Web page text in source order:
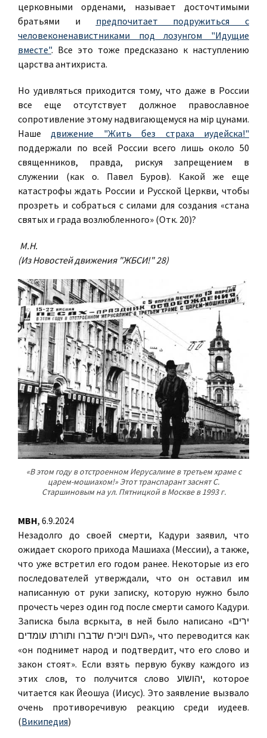
церковными орденами, называет досточтимыми
братьями и предпочитает подружиться с
человеконенавистниками под лозунгом "Идущие
вместе". Все это тоже предсказано к наступлению
царства антихриста.
Но удивляться приходится тому, что даже в России
все еще отсутствует должное православное
сопротивление этому надвигающемуся на мір цунами.
Нашедвижение "Жить без страха иудейска!"
поддержали по всей России всего лишь около 50
священников, правда, рискуя запрещением в
служении (как о. Павел Буров). Какой же еще
катастрофы ждать России и Русской Церкви, чтобы
прозреть и собраться с силами для создания «стана
святых и града возлюбленного» (Отк. 20)?
М.Н.
(Из Новостей движения "ЖБСИ!" 28)
«В этом году в отстроенном Иерусалиме в третьем храме с
царем-мошиахом!» Этот транспарант заснят С.
Старшиновым на ул. Пятницкой в Москве в 1993 г.
МВН, 6.9.2024
Незадолго до своей смерти, Кадури заявил, что
ожидает скорого прихода Машиаха (Мессии), а также,
что уже встретил его годом ранее. Некоторые из его
последователей утверждали, что он оставил им
написанную от руки записку, которую нужно было
прочесть через один год после смерти самого Кадури.
Записка была всркыта, в ней было написано «ירים
העם ויוכיח שדברו ותורתו עומדים», что переводится как
«он поднимет народ и подтвердит, что его слово и
закон стоят». Если взять первую букву каждого из
этих слов, то получится слово יהושוע, которое
читается как Йеошуа (Иисус). Это заявление вызвало
очень противоречивую реакцию среди иудеев.
(Википедия)